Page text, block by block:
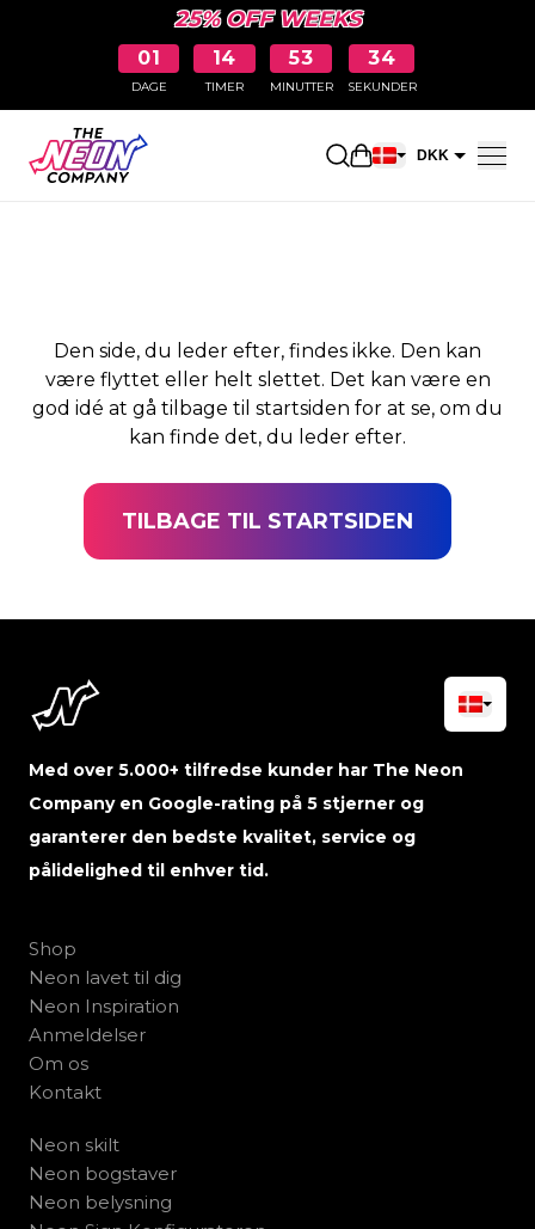
25% OFF WEEKS
01
DAGE
14
TIMER
53
MINUTTER
34
SEKUNDER
Åbn DKK
SIDEN BLEV IKKE
Den side, du leder efter, findes ikke. Den kan
være flyttet eller helt slettet. Det kan være en
god idé at gå tilbage til startsiden for at se, om du
kan finde det, du leder efter.
TILBAGE TIL STARTSIDEN
Med over 5.000+ tilfredse kunder har The Neon
Company en Google-rating på 5 stjerner og
garanterer den bedste kvalitet, service og
pålidelighed til enhver tid.
Shop
Neon lavet til dig
Neon Inspiration
Anmeldelser
Om os
Kontakt
Neon skilt
Neon bogstaver
Neon belysning